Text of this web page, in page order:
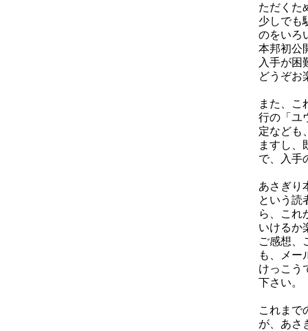
ただくた
少しでも
のをいろ
本邦初公
入手が困
どうぞお
また、こ
行の「ユ
定なども
ますし、
で、入手
あさぎり
という読
ら、これ
いけるか
ご感想、
も、メー
けっこう
下さい。
これまで
が、あさ